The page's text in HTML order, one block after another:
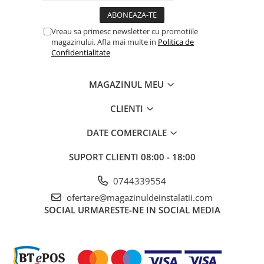
Vreau sa primesc newsletter cu promotiile
magazinului. Afla mai multe in Politica de
Confidentialitate
MAGAZINUL MEU
CLIENTI
DATE COMERCIALE
SUPORT CLIENTI 08:00 - 18:00
0744339554
ofertare@magazinuldeinstalatii.com
SOCIAL URMARESTE-NE IN SOCIAL MEDIA